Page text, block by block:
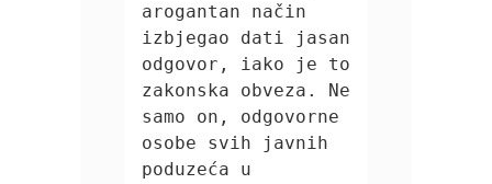
arogantan način
izbjegao dati jasan
odgovor, iako je to
zakonska obveza. Ne
samo on, odgovorne
osobe svih javnih
poduzeća u